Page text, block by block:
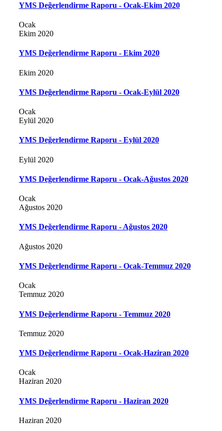
YMS Değerlendirme Raporu - Ocak-Ekim 2020
Ocak
Ekim 2020
YMS Değerlendirme Raporu - Ekim 2020
Ekim 2020
YMS Değerlendirme Raporu - Ocak-Eylül 2020
Ocak
Eylül 2020
YMS Değerlendirme Raporu - Eylül 2020
Eylül 2020
YMS Değerlendirme Raporu - Ocak-Ağustos 2020
Ocak
Ağustos 2020
YMS Değerlendirme Raporu - Ağustos 2020
Ağustos 2020
YMS Değerlendirme Raporu - Ocak-Temmuz 2020
Ocak
Temmuz 2020
YMS Değerlendirme Raporu - Temmuz 2020
Temmuz 2020
YMS Değerlendirme Raporu - Ocak-Haziran 2020
Ocak
Haziran 2020
YMS Değerlendirme Raporu - Haziran 2020
Haziran 2020